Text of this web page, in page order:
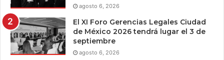
agosto 6, 2026
El XI Foro Gerencias Legales Ciudad
de México 2026 tendrá lugar el 3 de
septiembre
agosto 6, 2026